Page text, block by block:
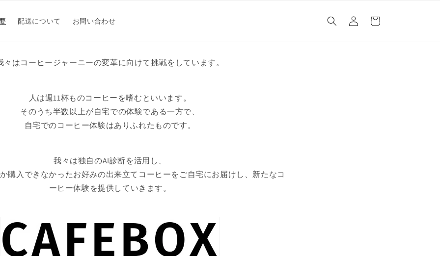
配送について お問い合わせ
グ
イ
ー
々はコーヒージャーニーの変革に向けて挑戦をしています。
人は週11杯ものコーヒーを嗜むといいます。
そのうち半数以上が自宅での体験である一方で、
自宅でのコーヒー体験はありふれたものです。
我々は独自のAI診断を活用し、
購入できなかったお好みの出来立てコーヒーをご自宅にお届けし、新たなコ
ーヒー体験を提供していきます。